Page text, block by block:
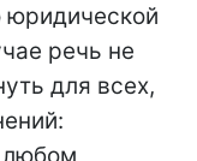
юридической
речь не
для всех,
любом